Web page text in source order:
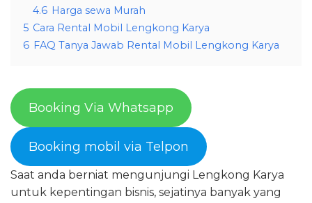
4.6 Harga sewa Murah
5 Cara Rental Mobil Lengkong Karya
6 FAQ Tanya Jawab Rental Mobil Lengkong Karya
Booking Via Whatsapp
Booking mobil via Telpon
Saat anda berniat mengunjungi Lengkong Karya
untuk kepentingan bisnis, sejatinya banyak yang